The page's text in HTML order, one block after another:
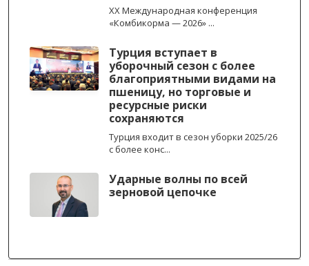
XX Международная конференция
«Комбикорма — 2026» ...
Турция вступает в
уборочный сезон с более
благоприятными видами на
пшеницу, но торговые и
ресурсные риски
сохраняются
Турция входит в сезон уборки 2025/26
с более конс...
Ударные волны по всей
зерновой цепочке